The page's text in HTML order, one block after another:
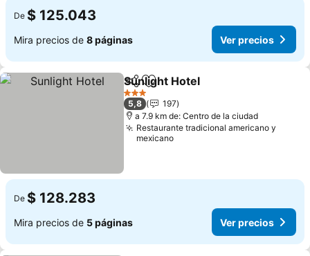
De $ 125.043
Mira precios de 8 páginas Ver precios
CompartirAgregar a favoritos
Sunlight Hotel
3 Estrellas
5,8
197
a 7.9 km de: Centro de la ciudad
Restaurante tradicional americano y
mexicano
De $ 128.283
Mira precios de 5 páginas Ver precios